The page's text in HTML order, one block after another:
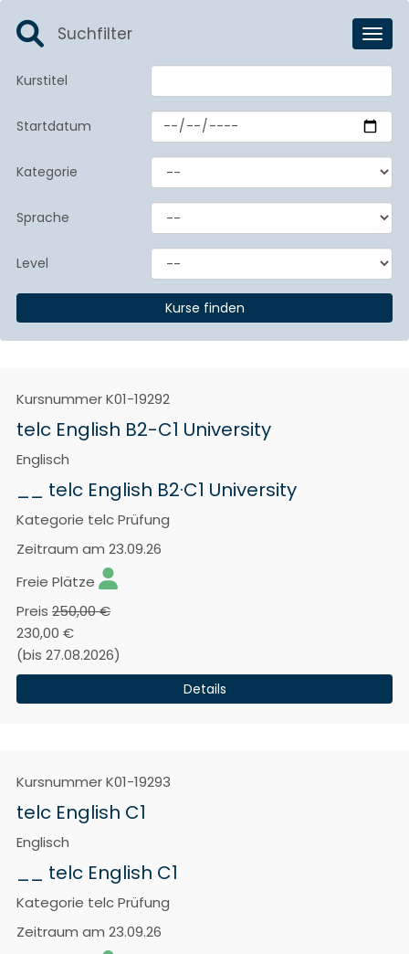
Suchfilter
Kurstitel
Startdatum
Kategorie
Sprache
Level
KursnummerK01-19292
telc English B2-C1 University
Englisch
__ telc English B2·C1 University
Kategorie telc Prüfung
Zeitraum am 23.09.26
Freie Plätze
Preis 250,00 €
230,00 €
(bis 27.08.2026)
Details
KursnummerK01-19293
telc English C1
Englisch
__ telc English C1
Kategorie telc Prüfung
Zeitraum am 23.09.26